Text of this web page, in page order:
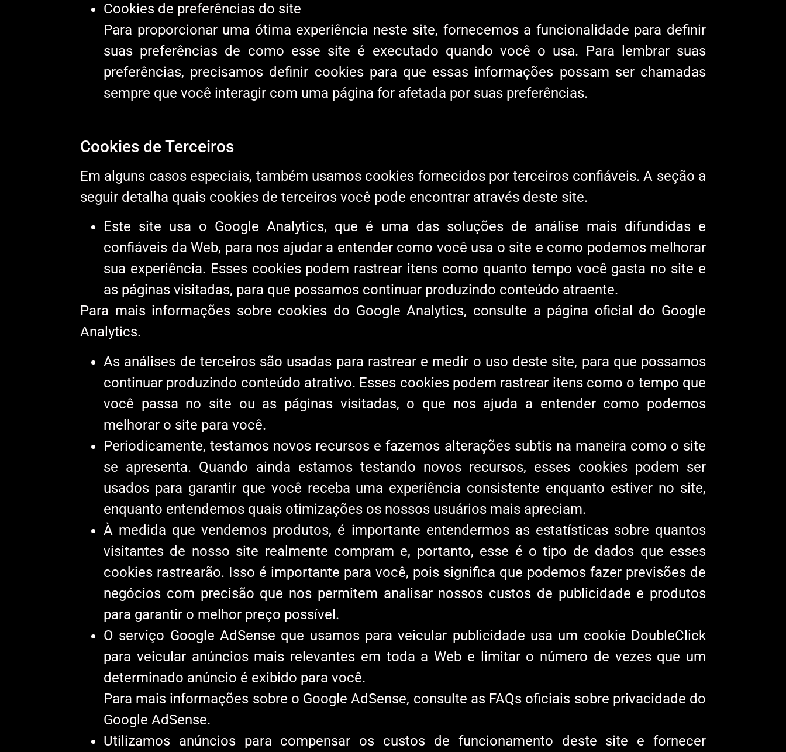
Cookies de preferências do site
Para proporcionar uma ótima experiência neste site, fornecemos a funcionalidade para definir
suas preferências de como esse site é executado quando você o usa. Para lembrar suas
preferências, precisamos definir cookies para que essas informações possam ser chamadas
sempre que você interagir com uma página for afetada por suas preferências.
Cookies de Terceiros
Em alguns casos especiais, também usamos cookies fornecidos por terceiros confiáveis. A seção a
seguir detalha quais cookies de terceiros você pode encontrar através deste site.
Este site usa o Google Analytics, que é uma das soluções de análise mais difundidas e
confiáveis ​​da Web, para nos ajudar a entender como você usa o site e como podemos melhorar
sua experiência. Esses cookies podem rastrear itens como quanto tempo você gasta no site e
as páginas visitadas, para que possamos continuar produzindo conteúdo atraente.
Para mais informações sobre cookies do Google Analytics, consulte a página oficial do Google
Analytics.
As análises de terceiros são usadas para rastrear e medir o uso deste site, para que possamos
continuar produzindo conteúdo atrativo. Esses cookies podem rastrear itens como o tempo que
você passa no site ou as páginas visitadas, o que nos ajuda a entender como podemos
melhorar o site para você.
Periodicamente, testamos novos recursos e fazemos alterações subtis na maneira como o site
se apresenta. Quando ainda estamos testando novos recursos, esses cookies podem ser
usados ​​para garantir que você receba uma experiência consistente enquanto estiver no site,
enquanto entendemos quais otimizações os nossos usuários mais apreciam.
À medida que vendemos produtos, é importante entendermos as estatísticas sobre quantos
visitantes de nosso site realmente compram e, portanto, esse é o tipo de dados que esses
cookies rastrearão. Isso é importante para você, pois significa que podemos fazer previsões de
negócios com precisão que nos permitem analisar nossos custos de publicidade e produtos
para garantir o melhor preço possível.
O serviço Google AdSense que usamos para veicular publicidade usa um cookie DoubleClick
para veicular anúncios mais relevantes em toda a Web e limitar o número de vezes que um
determinado anúncio é exibido para você.
Para mais informações sobre o Google AdSense, consulte as FAQs oficiais sobre privacidade do
Google AdSense.
Utilizamos anúncios para compensar os custos de funcionamento deste site e fornecer